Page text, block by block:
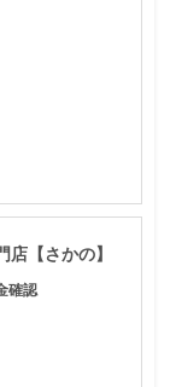
【さかの】
確認